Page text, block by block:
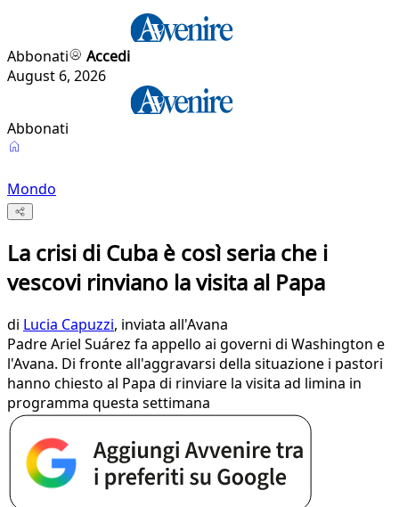
Abbonati
Accedi
August 6, 2026
Abbonati
Mondo
La crisi di Cuba è così seria che i
vescovi rinviano la visita al Papa
di Lucia Capuzzi, inviata all'Avana
Padre Ariel Suárez fa appello ai governi di Washington e
l'Avana. Di fronte all'aggravarsi della situazione i pastori
hanno chiesto al Papa di rinviare la visita ad limina in
programma questa settimana